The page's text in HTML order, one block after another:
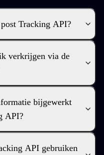
Tracking API?
verkrijgen via de
bijgewerkt
API?
API gebruiken